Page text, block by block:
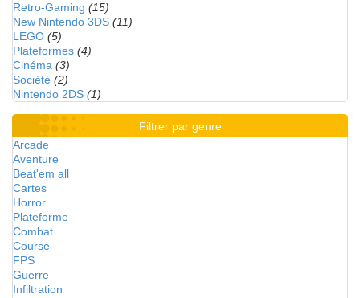
Retro-Gaming (15)
New Nintendo 3DS (11)
LEGO (5)
Plateformes (4)
Cinéma (3)
Société (2)
Nintendo 2DS (1)
Filtrer par genre
Arcade
Aventure
Beat'em all
Cartes
Horror
Plateforme
Combat
Course
FPS
Guerre
Infiltration